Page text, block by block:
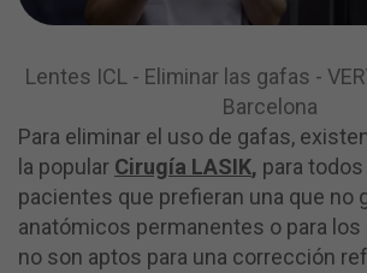
Lentes ICL - Eliminar las gafas -
Barcelona
Para eliminar el uso de gafas,
la popular Cirugía LASIK, para
pacientes que prefieran una que no
anatómicos permanentes o para
no son aptos para una corrección